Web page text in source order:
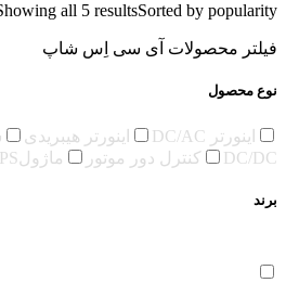
all 5 resultsSorted by popularity
فیلتر محصولات آی سی اِس شاپ
نوع محصول
اینورتر DC/AC اینورتر هیبریدی
DC/DC
کنترل دور موتور ماژولUPS
برند